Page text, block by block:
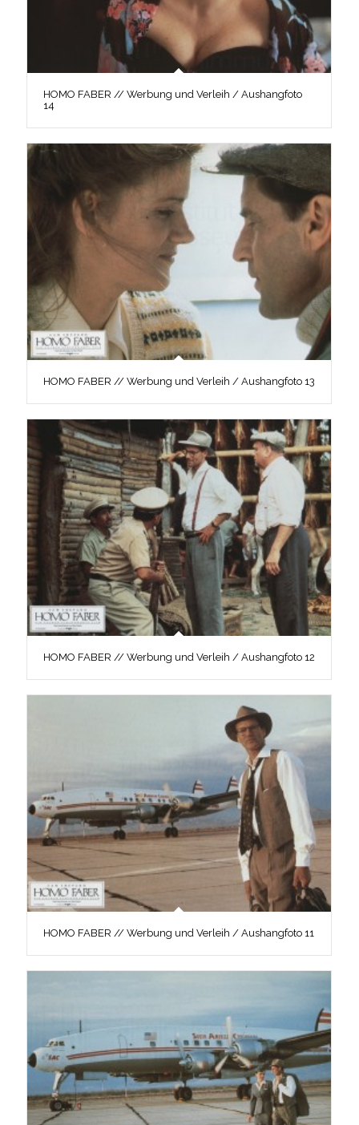
HOMO FABER // Werbung und Verleih / Aushangfoto
14
HOMO FABER // Werbung und Verleih / Aushangfoto 13
HOMO FABER // Werbung und Verleih / Aushangfoto 12
HOMO FABER // Werbung und Verleih / Aushangfoto 11